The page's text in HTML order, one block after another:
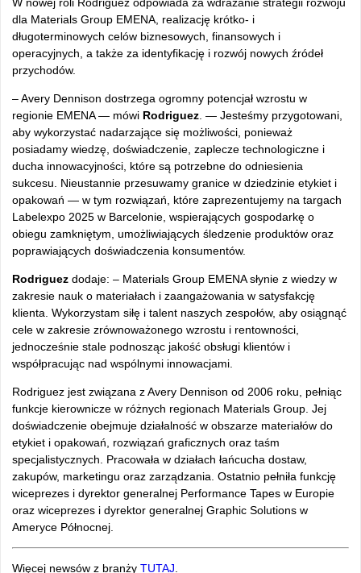
dla Materials Group EMENA, realizację krótko- i
długoterminowych celów biznesowych, finansowych i
operacyjnych, a także za identyfikację i rozwój nowych źródeł
przychodów.
– Avery Dennison dostrzega ogromny potencjał wzrostu w
regionie EMENA— mówi Rodriguez — Jesteśmy przygotowani,
aby wykorzystać nadarzające się możliwości, ponieważ
posiadamy wiedzę, doświadczenie, zaplecze technologiczne i
ducha innowacyjności, które są potrzebne do odniesienia
sukcesu. Nieustannie przesuwamy granice w dziedzinie etykiet i
opakowań — w tym rozwiązań, które zaprezentujemy na targach
Labelexpo 2025 w Barcelonie, wspierających gospodarkę o
obiegu zamkniętym, umożliwiających śledzenie produktów oraz
poprawiających doświadczenia konsumentów.
Rodriguez dodaje: – Materials Group EMENA słynie z wiedzy w
zakresie nauk o materiałach i zaangażowania w satysfakcję
klienta. Wykorzystam siłę i talent naszych zespołów, aby osiągnąć
cele w zakresie zrównoważonego wzrostu i rentowności,
jednocześnie stale podnosząc jakość obsługi klientów i
współpracując nad wspólnymi innowacjami.
Rodriguez jest związana z Avery Dennison od 2006 roku, pełniąc
funkcje kierownicze w różnych regionach Materials Group. Jej
doświadczenie obejmuje działalność w obszarze materiałów do
etykiet i opakowań, rozwiązań graficznych oraz taśm
specjalistycznych. Pracowała w działach łańcucha dostaw,
zakupów, marketingu oraz zarządzania. Ostatnio pełniła funkcję
wiceprezes i dyrektor generalnej Performance Tapes w Europie
oraz wiceprezes i dyrektor generalnej Graphic Solutions w
Ameryce Północnej.
Więcej newsów z branży TUTAJ